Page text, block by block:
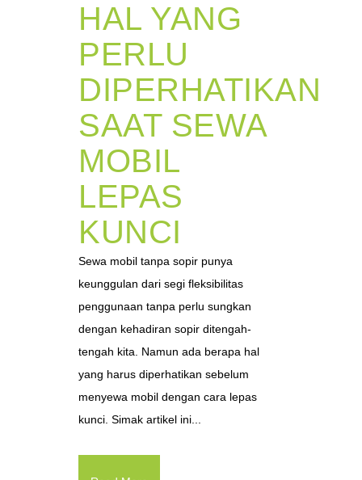
HAL YANG
PERLU
DIPERHATIKAN
SAAT SEWA
MOBIL
LEPAS
KUNCI
Sewa mobil tanpa sopir punya
keunggulan dari segi fleksibilitas
penggunaan tanpa perlu sungkan
dengan kehadiran sopir ditengah-
tengah kita. Namun ada berapa hal
yang harus diperhatikan sebelum
menyewa mobil dengan cara lepas
kunci. Simak artikel ini...